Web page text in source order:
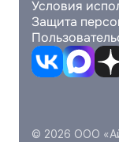
Условия
Защита
© 2026 ООО